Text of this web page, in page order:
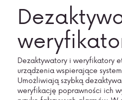
Dezaktywatory i weryfikatory
urządzenia wspierające
Umożliwiają szybką
weryfikację poprawności ich